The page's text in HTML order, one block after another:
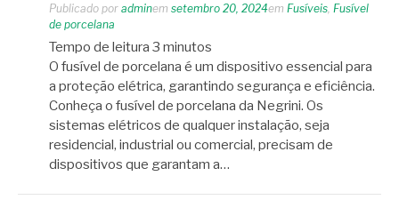
Publicado por adminem setembro 20, 2024em Fusíveis Fusível
de porcelana
Tempo de leitura 3 minutos
O fusível de porcelana é um dispositivo essencial para
a proteção elétrica, garantindo segurança e eficiência.
Conheça o fusível de porcelana da Negrini. Os
sistemas elétricos de qualquer instalação, seja
residencial, industrial ou comercial, precisam de
dispositivos que garantam a…